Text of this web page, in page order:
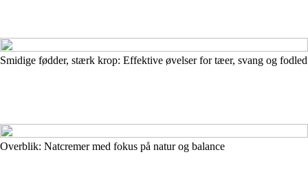
Smidige fødder, stærk krop: Effektive øvelser for tæer, svang og fodled
Overblik: Natcremer med fokus på natur og balance